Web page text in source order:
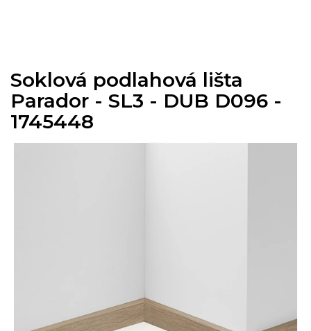
Soklová podlahová lišta
Parador - SL3 - DUB D096 -
1745448